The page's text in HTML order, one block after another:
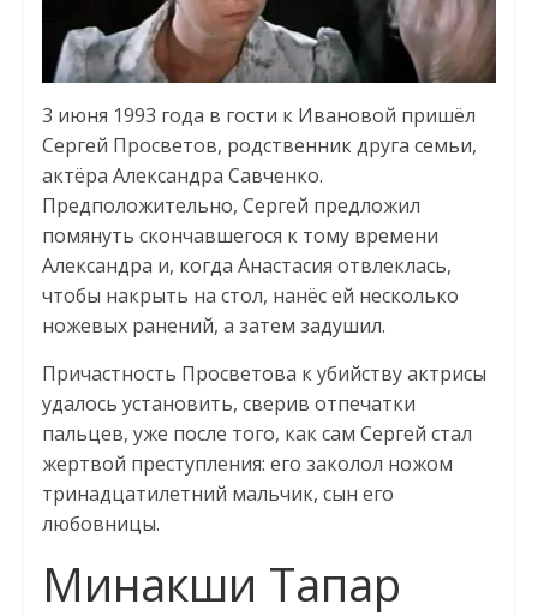
3 июня 1993 года в гости к Ивановой пришёл
Сергей Просветов, родственник друга семьи,
актёра Александра Савченко.
Предположительно, Сергей предложил
помянуть скончавшегося к тому времени
Александра и, когда Анастасия отвлеклась,
чтобы накрыть на стол, нанёс ей несколько
ножевых ранений, а затем задушил.
Причастность Просветова к убийству актрисы
удалось установить, сверив отпечатки
пальцев, уже после того, как сам Сергей стал
жертвой преступления: его заколол ножом
тринадцатилетний мальчик, сын его
любовницы.
Минакши Тапар